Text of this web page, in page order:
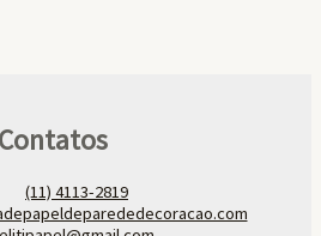
Contatos
(11) 4113-2819